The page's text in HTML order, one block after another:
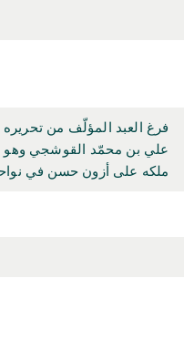
فرغ العبد المؤلّف من
علي بن محمّد القوشجي وهو
ملكه على أزون حسن في